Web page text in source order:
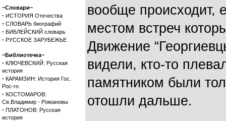
~Словари~
· ИСТОРИЯ Отечества
· СЛОВАРЬ биографий
· БИБЛЕЙСКИЙ словарь
· РУССКОЕ ЗАРУБЕЖЬЕ
~Библиотечка~
· КЛЮЧЕВСКИЙ: Русская
история
· КАРАМЗИН: История Гос.
Рос-го
· КОСТОМАРОВ:
Св.Владимир - Романовы
· ПЛАТОНОВ: Русская
история
вообще происходит,
местом встреч
Движение
видели, кто-то
памятником были
отошли дальше.